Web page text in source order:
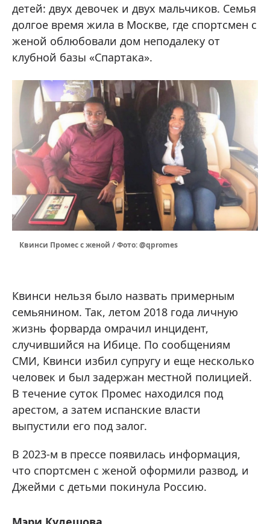
детей: двух девочек и двух мальчиков. Семья
долгое время жила в Москве, где спортсмен с
женой облюбовали дом неподалеку от
клубной базы «Спартака».
Квинси Промес с женой / Фото: @qpromes
Квинси нельзя было назвать примерным
семьянином. Так, летом 2018 года личную
жизнь форварда омрачил инцидент,
случившийся на Ибице. По сообщениям
СМИ, Квинси избил супругу и еще несколько
человек и был задержан местной полицией.
В течение суток Промес находился под
арестом, а затем испанские власти
выпустили его под залог.
В 2023-м в прессе появилась информация,
что спортсмен с женой оформили развод, и
Джейми с детьми покинула Россию.